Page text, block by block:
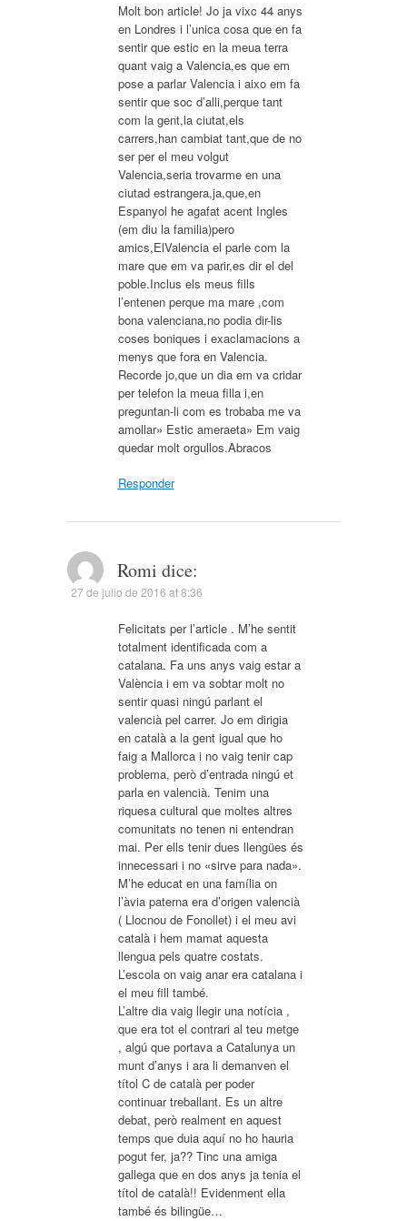
Molt bon article! Jo ja vixc 44 anys
en Londres i l’unica cosa que en fa
sentir que estic en la meua terra
quant vaig a Valencia,es que em
pose a parlar Valencia i aixo em fa
sentir que soc d’alli,perque tant
com la gent,la ciutat,els
carrers,han cambiat tant,que de no
ser per el meu volgut
Valencia,seria trovarme en una
ciutad estrangera,ja,que,en
Espanyol he agafat acent Ingles
(em diu la familia)pero
amics,ElValencia el parle com la
mare que em va parir,es dir el del
poble.Inclus els meus fills
l’entenen perque ma mare ,com
bona valenciana,no podia dir-lis
coses boniques i exaclamacions a
menys que fora en Valencia.
Recorde jo,que un dia em va cridar
per telefon la meua filla i,en
preguntan-li com es trobaba me va
amollar» Estic ameraeta» Em vaig
quedar molt orgullos.Abracos
Responder
Romi dice:
27 de julio de 2016 at 8:36
Felicitats per l’article . M’he sentit
totalment identificada com a
catalana. Fa uns anys vaig estar a
València i em va sobtar molt no
sentir quasi ningú parlant el
valencià pel carrer. Jo em dirigia
en català a la gent igual que ho
faig a Mallorca i no vaig tenir cap
problema, però d’entrada ningú et
parla en valencià. Tenim una
riquesa cultural que moltes altres
comunitats no tenen ni entendran
mai. Per ells tenir dues llengües és
innecessari i no «sirve para nada».
M’he educat en una família on
l’àvia paterna era d’origen valencià
( Llocnou de Fonollet) i el meu avi
català i hem mamat aquesta
llengua pels quatre costats.
L’escola on vaig anar era catalana i
el meu fill també.
L’altre dia vaig llegir una notícia ,
que era tot el contrari al teu metge
, algú que portava a Catalunya un
munt d’anys i ara li demanven el
títol C de català per poder
continuar treballant. Es un altre
debat, però realment en aquest
temps que duia aquí no ho hauria
pogut fer, ja?? Tinc una amiga
gallega que en dos anys ja tenia el
títol de català!! Evidenment ella
també és bilingüe…